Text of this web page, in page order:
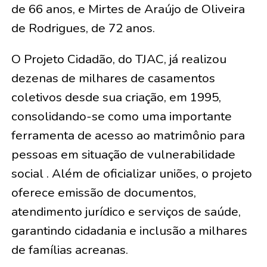
de 66 anos, e Mirtes de Araújo de Oliveira
de Rodrigues, de 72 anos.
O Projeto Cidadão, do TJAC, já realizou
dezenas de milhares de casamentos
coletivos desde sua criação, em 1995,
consolidando-se como uma importante
ferramenta de acesso ao matrimônio para
pessoas em situação de vulnerabilidade
social . Além de oficializar uniões, o projeto
oferece emissão de documentos,
atendimento jurídico e serviços de saúde,
garantindo cidadania e inclusão a milhares
de famílias acreanas.